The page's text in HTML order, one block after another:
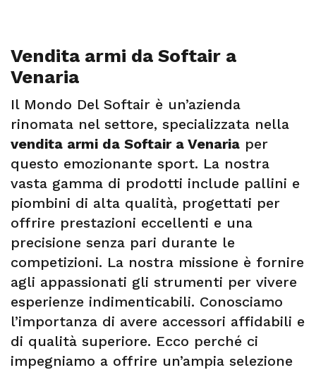
Vendita armi da Softair a
Venaria
Il Mondo Del Softair è un’azienda
rinomata nel settore, specializzata nella
vendita armi da Softair a Venaria per
questo emozionante sport. La nostra
vasta gamma di prodotti include pallini e
piombini di alta qualità, progettati per
offrire prestazioni eccellenti e una
precisione senza pari durante le
competizioni. La nostra missione è fornire
agli appassionati gli strumenti per vivere
esperienze indimenticabili. Conosciamo
l’importanza di avere accessori affidabili e
di qualità superiore. Ecco perché ci
impegniamo a offrire un’ampia selezione